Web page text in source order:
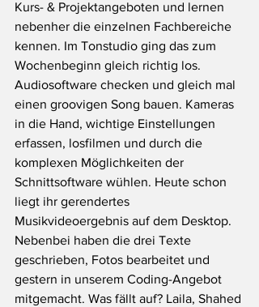
Kurs- & Projektangeboten und lernen
nebenher die einzelnen Fachbereiche
kennen. Im Tonstudio ging das zum
Wochenbeginn gleich richtig los.
Audiosoftware checken und gleich mal
einen groovigen Song bauen. Kameras
in die Hand, wichtige Einstellungen
erfassen, losfilmen und durch die
komplexen Möglichkeiten der
Schnittsoftware wühlen. Heute schon
liegt ihr gerendertes
Musikvideoergebnis auf dem Desktop.
Nebenbei haben die drei Texte
geschrieben, Fotos bearbeitet und
gestern in unserem Coding-Angebot
mitgemacht. Was fällt auf? Laila, Shahed